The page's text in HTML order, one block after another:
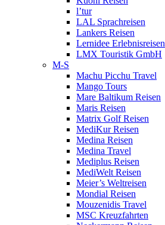
l’tur
LAL Sprachreisen
Lankers Reisen
Lernidee Erlebnisreisen
LMX Touristik GmbH
M-S
Machu Picchu Travel
Mango Tours
Mare Baltikum Reisen
Maris Reisen
Matrix Golf Reisen
MediKur Reisen
Medina Reisen
Medina Travel
Mediplus Reisen
MediWelt Reisen
Meier’s Weltreisen
Mondial Reisen
Mouzenidis Travel
MSC Kreuzfahrten